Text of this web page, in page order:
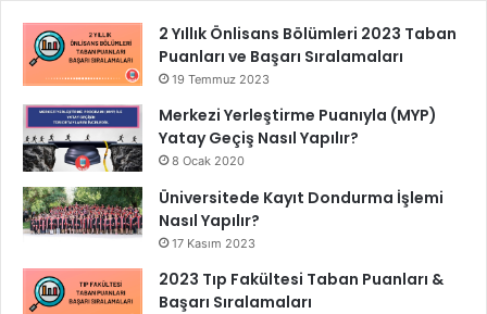
2 Yıllık Önlisans Bölümleri 2023 Taban
Puanları ve Başarı Sıralamaları
19 Temmuz 2023
Merkezi Yerleştirme Puanıyla (MYP)
Yatay Geçiş Nasıl Yapılır?
8 Ocak 2020
Üniversitede Kayıt Dondurma İşlemi
Nasıl Yapılır?
17 Kasım 2023
2023 Tıp Fakültesi Taban Puanları &
Başarı Sıralamaları